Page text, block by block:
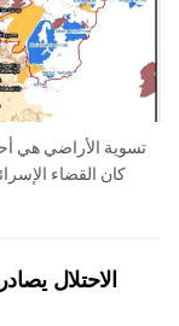
كان القضاء
الاحتلال